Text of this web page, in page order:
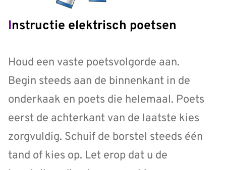
Instructie elektrisch poetsen
Houd een vaste poetsvolgorde aan.
Begin steeds aan de binnenkant in de
onderkaak en poets die helemaal. Poets
eerst de achterkant van de laatste kies
zorgvuldig. Schuif de borstel steeds één
tand of kies op. Let erop dat u de